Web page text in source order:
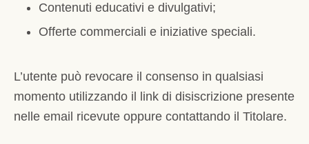
Contenuti educativi e divulgativi;
Offerte commerciali e iniziative speciali.
L’utente può revocare il consenso in qualsiasi
momento utilizzando il link di disiscrizione presente
nelle email ricevute oppure contattando il Titolare.